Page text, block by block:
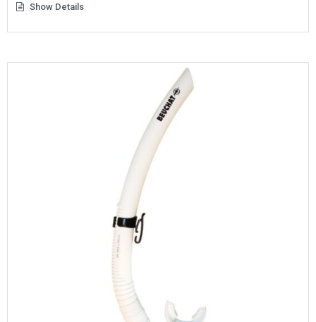
Show Details